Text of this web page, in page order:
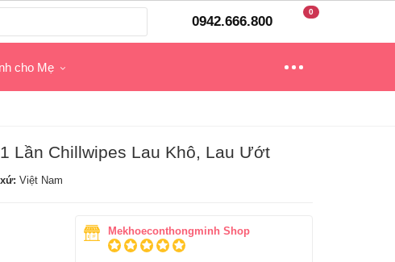
0942.666.800
0
cho Mẹ
Lần Chillwipes Lau Khô, Lau Ướt
Việt Nam
Mekhoeconthongminh Shop